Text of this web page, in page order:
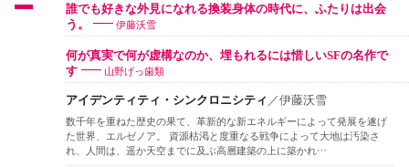
誰でも好きな外見になれる換装身体の時代に、ふたりは出会
う。
伊藤沃雪
何が真実で何が虚構なのか、埋もれるには惜しいSFの名作で
す
山野げっ歯類
アイデンティティ・シンクロニシティ ／伊藤沃雪
数千年を重ねた歴史の果て、革新的な新エネルギーによって発展を遂げ
た世界、エルゼノア。 資源枯渇と度重なる戦争によって大地は汚染さ
れ、人間は、遥か天空までに及ぶ高層建築の上に築かれ…